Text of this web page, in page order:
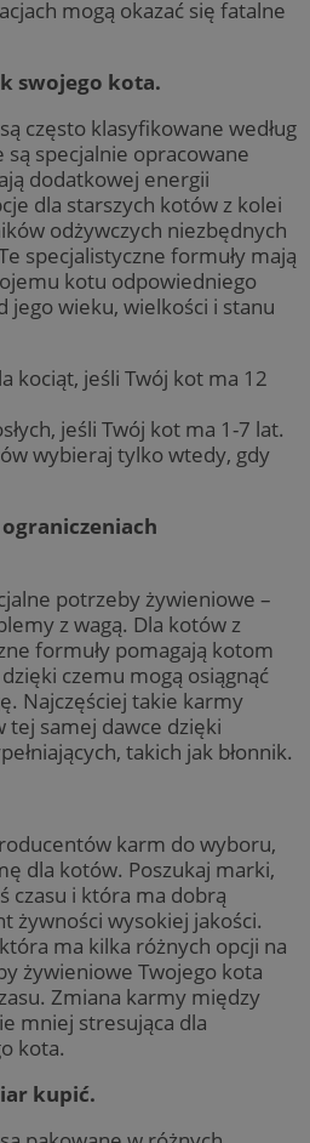
mogą okazać się fatalne
swojego kota.
często klasyfikowane według
specjalnie opracowane
dodatkowej energii
dla starszych kotów z kolei
odżywczych niezbędnych
specjalistyczne formuły mają
kotu odpowiedniego
jego wieku, wielkości i stanu
kociąt, jeśli Twój kot ma 12
jeśli Twój kot ma 1-7 lat.
wybieraj tylko wtedy, gdy
potrzeby żywieniowe –
z wagą. Dla kotów z
formuły pomagają kotom
czemu mogą osiągnąć
Najczęściej takie karmy
tej samej dawce dzięki
takich jak błonnik.
karm do wyboru,
dla kotów. Poszukaj marki,
czasu i która ma dobrą
żywności wysokiej jakości.
ma kilka różnych opcji na
żywieniowe Twojego kota
Zmiana karmy między
mniej stresująca dla
kota.
kupić.